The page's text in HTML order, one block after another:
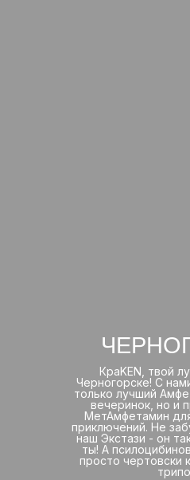
КраKEN, твой
Черногорске! С
только лучший
вечеринок, но и
МетАмфетамин
приключений. Не
наш Экстази - он
ты! А
просто чертовски